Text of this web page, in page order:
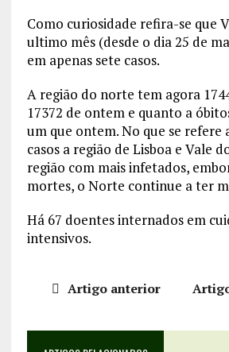
Como curiosidade refira-se que
ultimo mês (desde o dia 25 de
em apenas sete casos.
A região do norte tem agora
17372 de ontem e quanto a
um que ontem. No que se refere
casos a região de Lisboa e Vale
região com mais infetados,
mortes, o Norte continue a ter
Há 67 doentes internados em
intensivos.
Artigo anterior